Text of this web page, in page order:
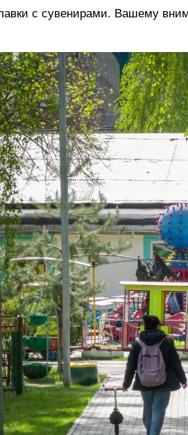
с сувенирами. Вашему